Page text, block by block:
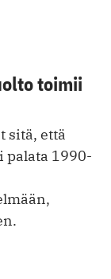
toimii
sitä, että
palata 1990-